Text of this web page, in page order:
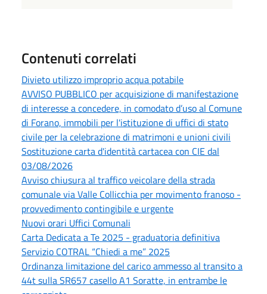
Contenuti correlati
Divieto utilizzo improprio acqua potabile
AVVISO PUBBLICO per acquisizione di manifestazione
di interesse a concedere, in comodato d’uso al Comune
di Forano, immobili per l'istituzione di uffici di stato
civile per la celebrazione di matrimoni e unioni civili
Sostituzione carta d'identità cartacea con CIE dal
03/08/2026
Avviso chiusura al traffico veicolare della strada
comunale via Valle Collicchia per movimento franoso -
provvedimento contingibile e urgente
Nuovi orari Uffici Comunali
Carta Dedicata a Te 2025 - graduatoria definitiva
Servizio COTRAL “Chiedi a me” 2025
Ordinanza limitazione del carico ammesso al transito a
44t sulla SR657 casello A1 Soratte, in entrambe le